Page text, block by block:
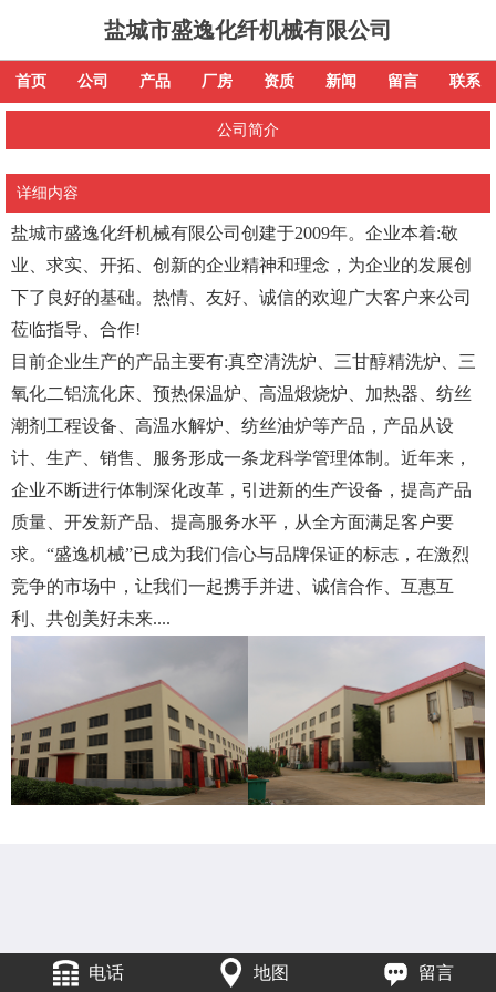
盐城市盛逸化纤机械有限公司
首页 公司 产品 厂房 资质 新闻 留言 联系
公司简介
详细内容
盐城市盛逸化纤机械有限公司创建于2009年。企业本着:敬
业、求实、开拓、创新的企业精神和理念，为企业的发展创
下了良好的基础。热情、友好、诚信的欢迎广大客户来公司
莅临指导、合作!
目前企业生产的产品主要有:真空清洗炉、三甘醇精洗炉、三
氧化二铝流化床、预热保温炉、高温煅烧炉、加热器、纺丝
潮剂工程设备、高温水解炉、纺丝油炉等产品，产品从设
计、生产、销售、服务形成一条龙科学管理体制。近年来，
企业不断进行体制深化改革，引进新的生产设备，提高产品
质量、开发新产品、提高服务水平，从全方面满足客户要
求。“盛逸机械”已成为我们信心与品牌保证的标志，在激烈
竞争的市场中，让我们一起携手并进、诚信合作、互惠互
利、共创美好未来....
电话 地图 留言